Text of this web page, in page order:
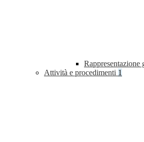
Rappresentazione
Attività e procedimenti 1